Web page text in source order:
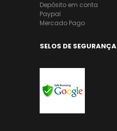
Depósito em conta
Paypal
Mercado Pago
SELOS DE SEGURANÇA